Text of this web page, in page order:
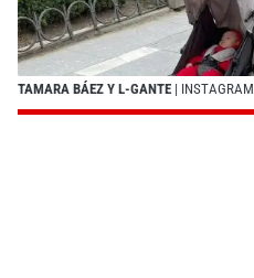
TAMARA BÁEZ Y L-GANTE | INSTAGRAM